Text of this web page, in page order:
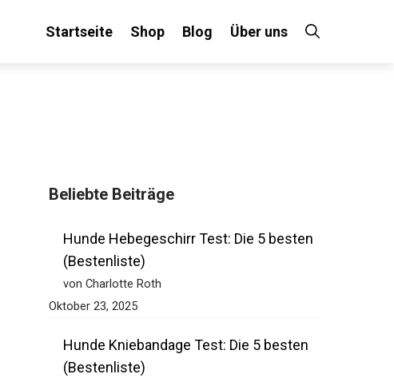
Startseite Shop Blog Über uns
Beliebte Beiträge
Hunde Hebegeschirr Test: Die 5 besten
(Bestenliste)
von Charlotte Roth
Oktober 23, 2025
Hunde Kniebandage Test: Die 5 besten
(Bestenliste)